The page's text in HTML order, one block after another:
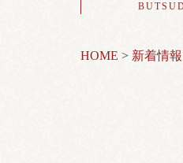
HOME > 新着情報